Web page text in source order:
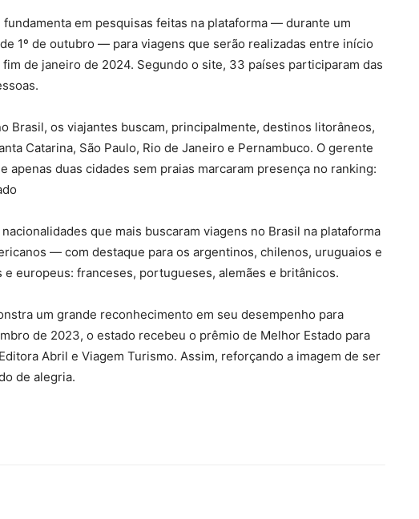
em pesquisas feitas na plataforma — durante um
1º de outubro — para viagens que serão realizadas entre início
de janeiro de 2024. Segundo o site, 33 países participaram das
Brasil, os viajantes buscam, principalmente, destinos litorâneos,
Catarina, São Paulo, Rio de Janeiro e Pernambuco. O gerente
apenas duas cidades sem praias marcaram presença no ranking:
que mais buscaram viagens no Brasil na plataforma
— com destaque para os argentinos, chilenos, uruguaios e
europeus: franceses, portugueses, alemães e britânicos.
um grande reconhecimento em seu desempenho para
de 2023, o estado recebeu o prêmio de Melhor Estado para
Abril e Viagem Turismo. Assim, reforçando a imagem de ser
de alegria.